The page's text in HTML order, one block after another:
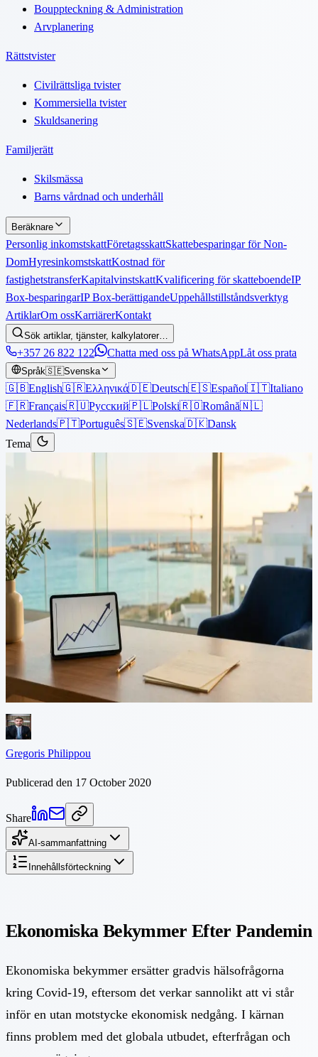
Bouppteckning & Administration
Arvplanering
Rättstvister
Civilrättsliga tvister
Kommersiella tvister
Skuldsanering
Familjerätt
Skilsmässa
Barns vårdnad och underhåll
Beräknare
Personlig inkomstskattFöretagsskattSkattebesparingar för Non-
DomHyresinkomstskattKostnad för
fastighetstransferKapitalvinstskattKvalificering för skatteboendeIP
Box-besparingarIP Box-berättigandeUppehållstillståndsverktyg
ArtiklarOm ossKarriärerKontakt
Sök artiklar, tjänster, kalkylatorer…
+357 26 822 122 Chatta med oss på WhatsAppLåt oss prata
Språk🇸🇪Svenska
🇬🇧English🇬🇷Ελληνικά🇩🇪Deutsch🇪🇸Español🇮🇹Italiano
🇫🇷Français🇷🇺Русский🇵🇱Polski🇷🇴Română🇳🇱
Nederlands🇵🇹Português🇸🇪Svenska🇩🇰Dansk
Tema
Återuppbyggnad av Cyperns
ekonomi efter Covid-19-
pandemin
Ekonomiska bekymmer ersätter gradvis hälso- och
sjukvårdsbekymmer relaterade till Covid-19 då det verkar troligt att
vi står inför en aldrig tidigare skådad ekonomisk nedgång. I centrum
står problem på den globala leveranskedjan,...
Gregoris Philippou
Publicerad den 17 October 2020
Share
AI-sammanfattning
Innehållsförteckning
Ekonomiska Bekymmer Efter Pandemin
Ekonomiska bekymmer ersätter gradvis hälsofrågorna
kring Covid-19, eftersom det verkar sannolikt att vi står
inför en utan motstycke ekonomisk nedgång. I kärnan
finns problem med det globala utbudet, efterfrågan och